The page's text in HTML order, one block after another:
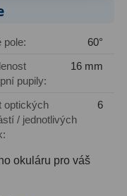
pole:
60°
pupily:
16 mm
optických
/ jednotlivých
6
okuláru pro váš